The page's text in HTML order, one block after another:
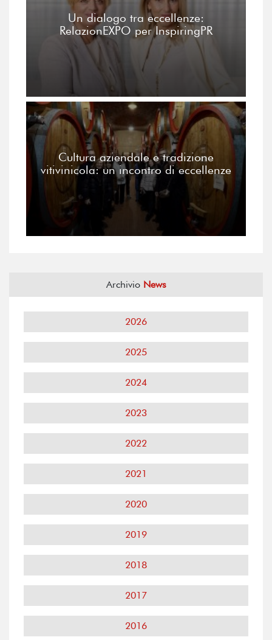
Un dialogo tra eccellenze:
RelazionEXPO per InspiringPR
Cultura aziendale e tradizione
vitivinicola: un incontro di eccellenze
Archivio News
2026
2025
2024
2023
2022
2021
2020
2019
2018
2017
2016